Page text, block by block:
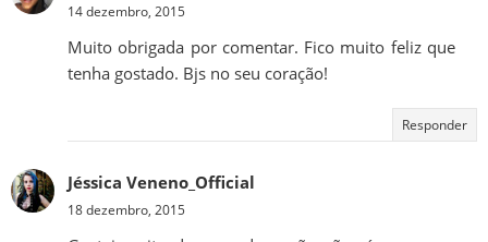
14 dezembro, 2015
Muito obrigada por comentar. Fico muito feliz que
tenha gostado. Bjs no seu coração!
Responder
Jéssica Veneno_Official
18 dezembro, 2015